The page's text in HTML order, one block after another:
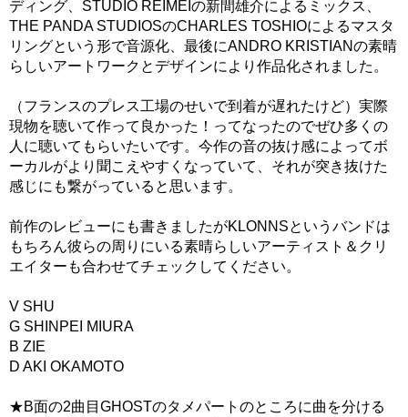
ディング、STUDIO REIMEIの新間雄介によるミックス、
THE PANDA STUDIOSのCHARLES TOSHIOによるマスタ
リングという形で音源化、最後にANDRO KRISTIANの素晴
らしいアートワークとデザインにより作品化されました。
（フランスのプレス工場のせいで到着が遅れたけど）実際
現物を聴いて作って良かった！ってなったのでぜひ多くの
人に聴いてもらいたいです。今作の音の抜け感によってボ
ーカルがより聞こえやすくなっていて、それが突き抜けた
感じにも繋がっていると思います。
前作のレビューにも書きましたがKLONNSというバンドは
もちろん彼らの周りにいる素晴らしいアーティスト＆クリ
エイターも合わせてチェックしてください。
V SHU
G SHINPEI MIURA
B ZIE
D AKI OKAMOTO
★B面の2曲目GHOSTのタメパートのところに曲を分ける